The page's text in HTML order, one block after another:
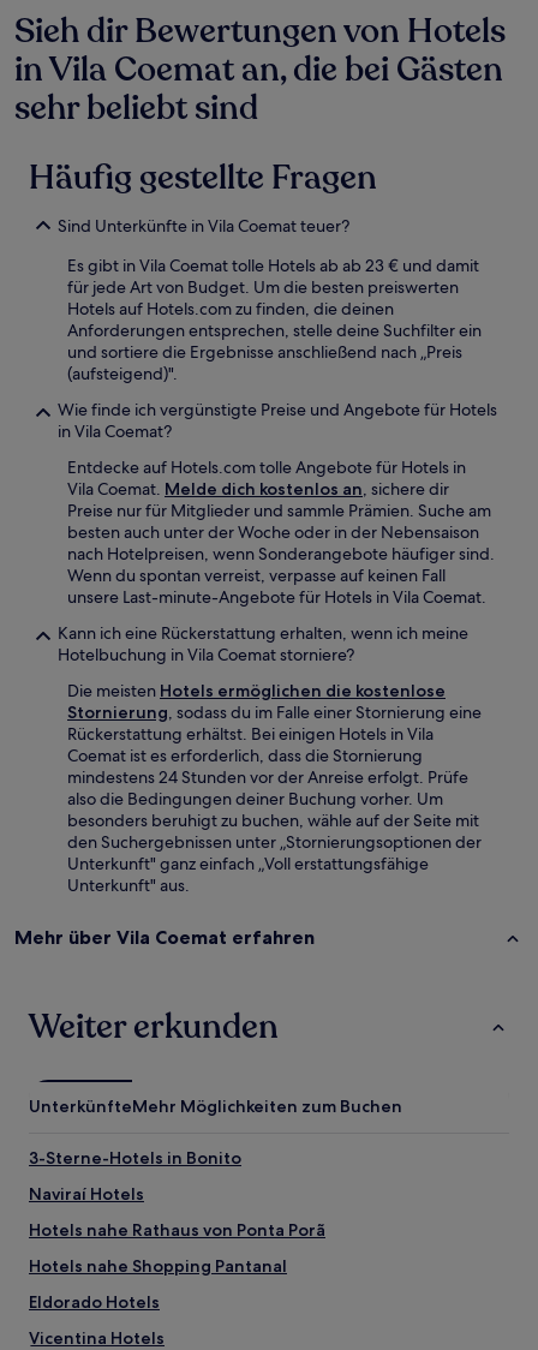
einen
Aufenthalt
mit
1 Übernachtung
von
wurde.
Preise
Verfügbarkeiten
können
ändern.
können
zusätzliche
Bedingungen
gelten.
Sieh dir Bewertungen von Hotels
in Vila Coemat an, die bei Gästen
sehr beliebt sind
Häufig gestellte Fragen
Sind Unterkünfte in Vila Coemat teuer?
Es gibt in Vila Coemat tolle Hotels ab ab 23 € und damit
für jede Art von Budget. Um die besten preiswerten
Hotels auf Hotels.com zu finden, die deinen
Anforderungen entsprechen, stelle deine Suchfilter ein
und sortiere die Ergebnisse anschließend nach „Preis
(aufsteigend)".
Wie finde ich vergünstigte Preise und Angebote für Hotels
in Vila Coemat?
Entdecke auf Hotels.com tolle Angebote für Hotels in
Vila Coemat. Melde dich kostenlos an , sichere dir
Preise nur für Mitglieder und sammle Prämien. Suche am
besten auch unter der Woche oder in der Nebensaison
nach Hotelpreisen, wenn Sonderangebote häufiger sind.
Wenn du spontan verreist, verpasse auf keinen Fall
unsere Last-minute-Angebote für Hotels in Vila Coemat.
Kann ich eine Rückerstattung erhalten, wenn ich meine
Hotelbuchung in Vila Coemat storniere?
Die meisten Hotels ermöglichen die kostenlose
Stornierung , sodass du im Falle einer Stornierung eine
Rückerstattung erhältst. Bei einigen Hotels in Vila
Coemat ist es erforderlich, dass die Stornierung
mindestens 24 Stunden vor der Anreise erfolgt. Prüfe
also die Bedingungen deiner Buchung vorher. Um
besonders beruhigt zu buchen, wähle auf der Seite mit
den Suchergebnissen unter „Stornierungsoptionen der
Unterkunft" ganz einfach „Voll erstattungsfähige
Unterkunft" aus.
Mehr über Vila Coemat erfahren
Weiter erkunden
UnterkünfteMehr Möglichkeiten zum Buchen
3-Sterne-Hotels in Bonito
Naviraí Hotels
Hotels nahe Rathaus von Ponta Porã
Hotels nahe Shopping Pantanal
Eldorado Hotels
Vicentina Hotels